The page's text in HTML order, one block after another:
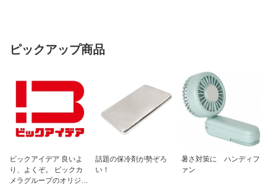
ピックアップ商品
ビックアイデア 良いよ
り、よくぞ。 ビックカ
メラグループのオリジナ
話題の保冷剤が勢ぞろ
い！
暑さ対策に ハンディフ
ァン